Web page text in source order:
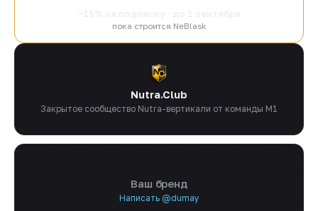
пока строится NeBlask
Nutra.Club
Закрытое сообщество Nutra-вертикали от команды M1
Ваш бренд
Написать @dumay